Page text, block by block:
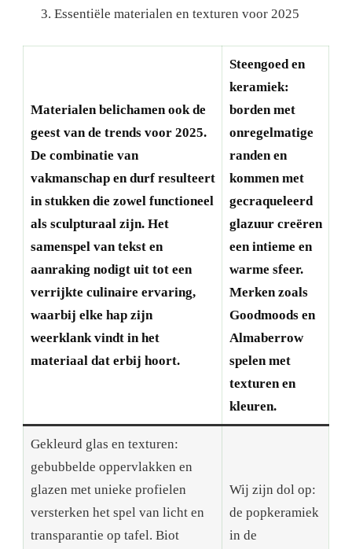
Essentiële materialen en texturen voor 2025
Materialen belichamen ook de
geest van de trends voor 2025.
De combinatie van
vakmanschap en durf resulteert
in stukken die zowel functioneel
als sculpturaal zijn. Het
samenspel van tekst en
aanraking nodigt uit tot een
verrijkte culinaire ervaring,
waarbij elke hap zijn
weerklank vindt in het
materiaal dat erbij hoort.
Steengoed en
keramiek:
borden met
onregelmatige
randen en
kommen met
gecraqueleerd
glazuur creëren
een intieme en
warme sfeer.
Merken zoals
Goodmoods en
Almaberrow
spelen met
texturen en
kleuren.
Gekleurd glas en texturen:
gebubbelde oppervlakken en
glazen met unieke profielen
versterken het spel van licht en
transparantie op tafel. Biot
Wij zijn dol op:
de popkeramiek
in de